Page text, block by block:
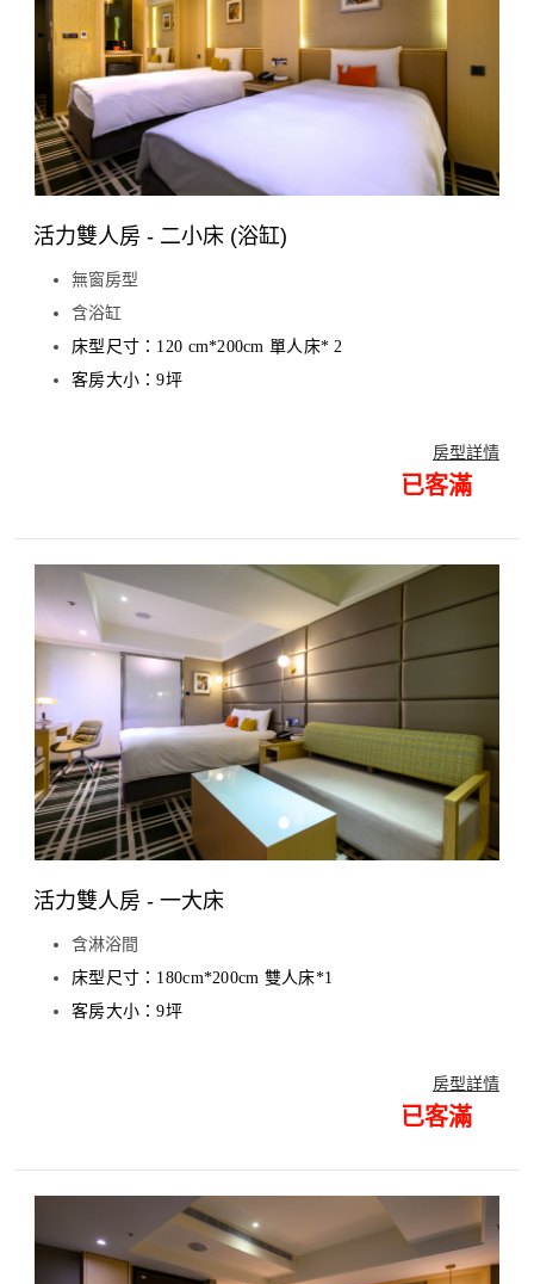
活力雙人房 - 二小床 (浴缸)
無窗房型
含浴缸
床型尺寸：120 cm*200cm 單人床* 2
客房大小：9坪
房型詳情
已客滿
活力雙人房 - 一大床
含淋浴間
床型尺寸：180cm*200cm 雙人床*1
客房大小：9坪
房型詳情
已客滿